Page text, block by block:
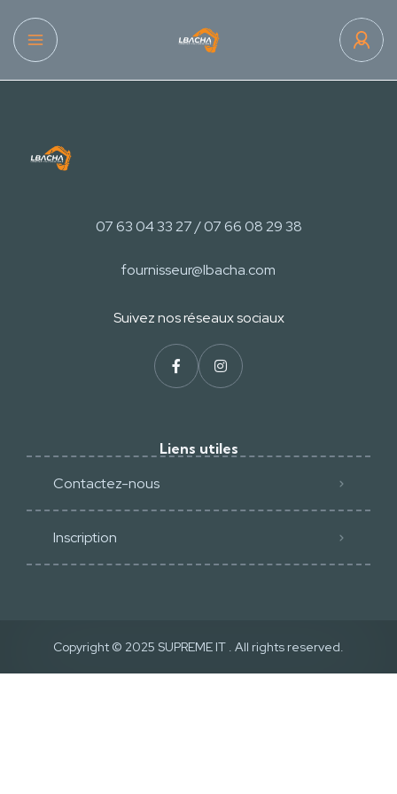
07 63 04 33 27 / 07 66 08 29 38
fournisseur@lbacha.com
Suivez nos réseaux sociaux​
Liens utiles
Contactez-nous
Inscription
Copyright © 2025 SUPREME IT . All rights reserved.